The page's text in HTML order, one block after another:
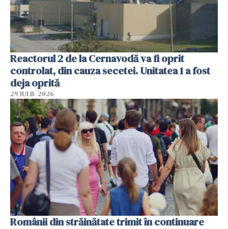
Reactorul 2 de la Cernavodă va fi oprit
controlat, din cauza secetei. Unitatea 1 a fost
deja oprită
29 IULIE 2026
Românii din străinătate trimit în continuare